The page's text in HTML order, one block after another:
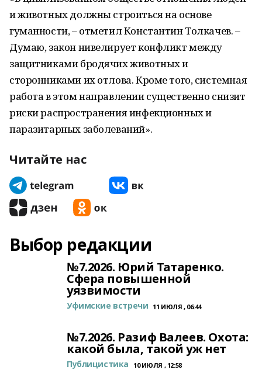
и животных должны строиться на основе
гуманности, – отметил Константин Толкачев. –
Думаю, закон нивелирует конфликт между
защитниками бродячих животных и
сторонниками их отлова. Кроме того, системная
работа в этом направлении существенно снизит
риски распространения инфекционных и
паразитарных заболеваний».
Читайте нас
Выбор редакции
№7.2026. Юрий Татаренко.
Сфера повышенной
уязвимости
Уфимские встречи 11 ИЮЛЯ , 06:44
№7.2026. Разиф Валеев. Охота:
какой была, такой уж нет
Публицистика 10 ИЮЛЯ , 12:58